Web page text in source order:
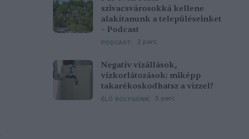
szivacsvárosokká kellene
alakítanunk a településeinket
– Podcast
PODCAST 2 perc
Negatív vízállások,
vízkorlátozások: miképp
takarékoskodhatsz a vízzel?
ÉLŐ BOLYGÓNK 5 perc